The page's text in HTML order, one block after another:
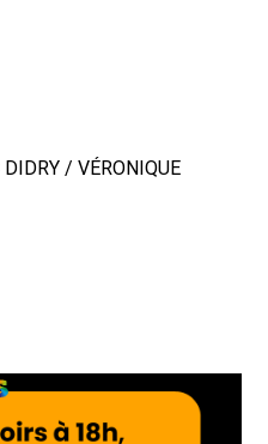
/ VÉRONIQUE